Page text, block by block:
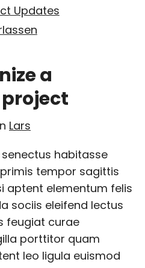
Updates
a
Lars
habitasse
tempor sagittis
aptent elementum felis
sociis eleifend lectus
feugiat curae
porttitor quam
leo ligula euismod